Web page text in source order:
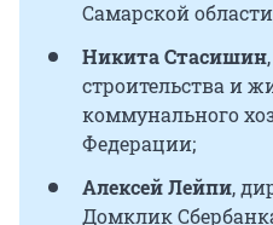
Российской
гражданин
Александр Каплан
профессор МГУ;
Алексей
«Стрелка»;
Самарской
Никита Стасишин
строительства и
коммунального
Федерации;
Алексей Лейпи,
Домклик